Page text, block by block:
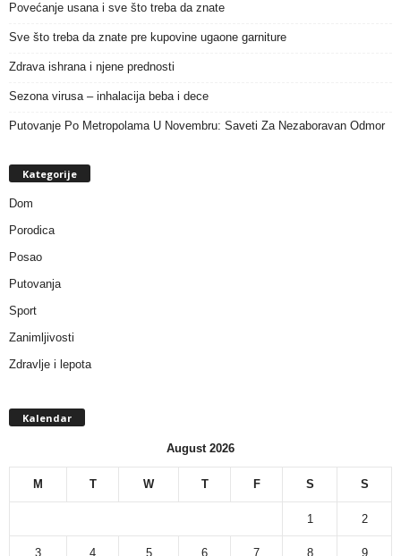
Povećanje usana i sve što treba da znate
Sve što treba da znate pre kupovine ugaone garniture
Zdrava ishrana i njene prednosti
Sezona virusa – inhalacija beba i dece
Putovanje Po Metropolama U Novembru: Saveti Za Nezaboravan Odmor
Kategorije
Dom
Porodica
Posao
Putovanja
Sport
Zanimljivosti
Zdravlje i lepota
Kalendar
August 2026
M T W T F S S
1 2
3 4 5 6 7 8 9